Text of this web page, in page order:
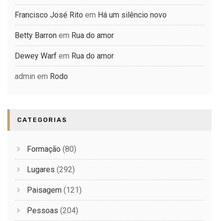
Francisco José Rito em Há um silêncio novo
Betty Barron em Rua do amor
Dewey Warf em Rua do amor
admin em Rodo
CATEGORIAS
Formação (80)
Lugares (292)
Paisagem (121)
Pessoas (204)